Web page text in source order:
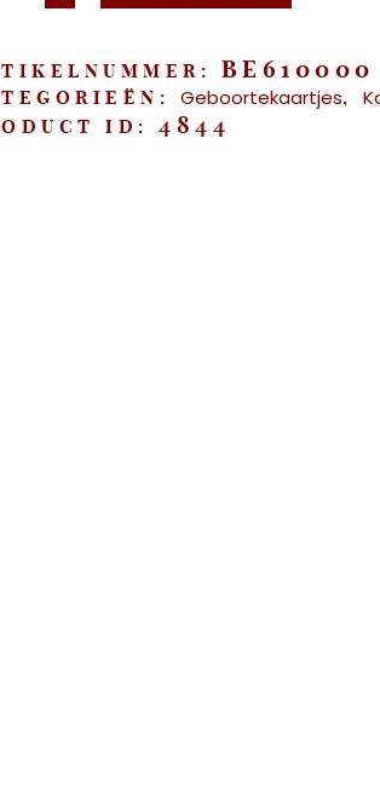
BE610000
Geboortekaartjes,
ID:4844